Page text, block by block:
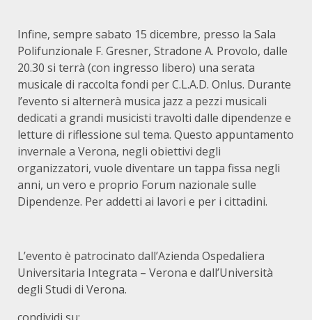
Infine, sempre sabato 15 dicembre, presso la Sala
Polifunzionale F. Gresner, Stradone A. Provolo, dalle
20.30 si terrà (con ingresso libero) una serata
musicale di raccolta fondi per C.L.A.D. Onlus. Durante
l’evento si alternerà musica jazz a pezzi musicali
dedicati a grandi musicisti travolti dalle dipendenze e
letture di riflessione sul tema. Questo appuntamento
invernale a Verona, negli obiettivi degli
organizzatori, vuole diventare un tappa fissa negli
anni, un vero e proprio Forum nazionale sulle
Dipendenze. Per addetti ai lavori e per i cittadini.
L’evento è patrocinato dall’Azienda Ospedaliera
Universitaria Integrata – Verona e dall’Università
degli Studi di Verona.